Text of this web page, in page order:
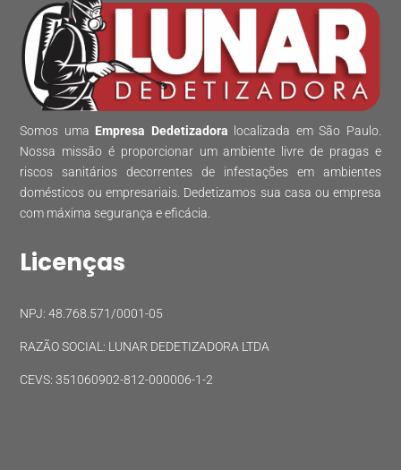
Somos uma Empresa Dedetizadora localizada em São Paulo.
Nossa missão é proporcionar um ambiente livre de pragas e
riscos sanitários decorrentes de infestações em ambientes
domésticos ou empresariais. Dedetizamos sua casa ou empresa
com máxima segurança e eficácia.
Licenças
NPJ: 48.768.571/0001-05
RAZÃO SOCIAL: LUNAR DEDETIZADORA LTDA
CEVS: 351060902-812-000006-1-2